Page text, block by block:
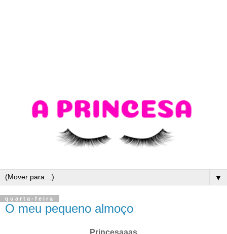
▼
quarta-feira
O meu pequeno almoço